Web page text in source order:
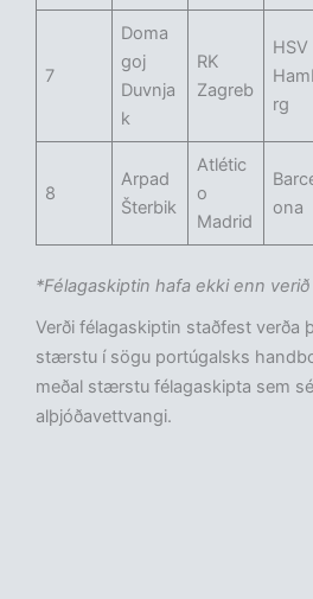
7
Doma
goj
Duvnja
k
RK
Zagreb
HSV
rg
8
Arpad
Šterbik
Atlétic
o
Madrid
ona
*Félagaskiptin hafa ekki enn
Verði félagaskiptin staðfest verða
stærstu í sögu portúgalsks
meðal stærstu félagaskipta sem
alþjóðavettvangi.